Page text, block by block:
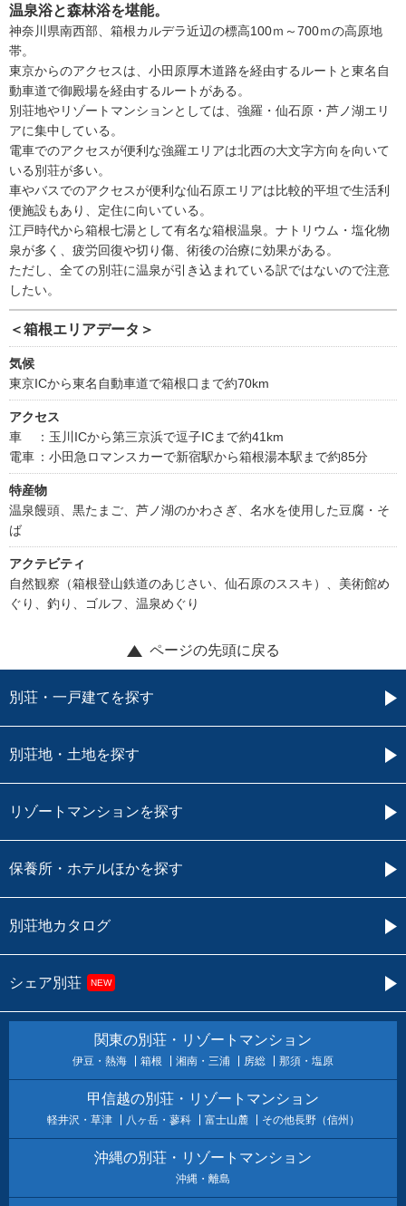
温泉浴と森林浴を堪能。
神奈川県南西部、箱根カルデラ近辺の標高100ｍ～700ｍの高原地
帯。
東京からのアクセスは、小田原厚木道路を経由するルートと東名自
動車道で御殿場を経由するルートがある。
別荘地やリゾートマンションとしては、強羅・仙石原・芦ノ湖エリ
アに集中している。
電車でのアクセスが便利な強羅エリアは北西の大文字方向を向いて
いる別荘が多い。
車やバスでのアクセスが便利な仙石原エリアは比較的平坦で生活利
便施設もあり、定住に向いている。
江戸時代から箱根七湯として有名な箱根温泉。ナトリウム・塩化物
泉が多く、疲労回復や切り傷、術後の治療に効果がある。
ただし、全ての別荘に温泉が引き込まれている訳ではないので注意
したい。
＜箱根エリアデータ＞
気候
東京ICから東名自動車道で箱根口まで約70km
アクセス
車
：玉川ICから第三京浜で逗子ICまで約41km
電車 ：小田急ロマンスカーで新宿駅から箱根湯本駅まで約85分
特産物
温泉饅頭、黒たまご、芦ノ湖のかわさぎ、名水を使用した豆腐・そ
ば
アクテビティ
自然観察（箱根登山鉄道のあじさい、仙石原のススキ）、美術館め
ぐり、釣り、ゴルフ、温泉めぐり
ページの先頭に戻る
別荘・一戸建てを探す
別荘地・土地を探す
リゾートマンションを探す
保養所・ホテルほかを探す
別荘地カタログ
シェア別荘 NEW
関東の別荘・リゾートマンション
伊豆・熱海 箱根 湘南・三浦 房総 那須・塩原
甲信越の別荘・リゾートマンション
軽井沢・草津 八ヶ岳・蓼科 富士山麓 その他長野（信州）
沖縄の別荘・リゾートマンション
沖縄・離島